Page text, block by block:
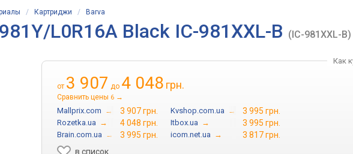
/ Картриджи / Barva
L0R16A Black IC-981XXL-B (IC-981XXL-B)
Как
от 3 907 до 4 048 грн.
Сравнить цены 6 →
Mallprix.com → 3 907 грн. Kvshop.com.ua → 3 995 грн.
Rozetka.ua → 4 048 грн. Itbox.ua → 3 995 грн.
Brain.com.ua → 3 995 грн. icom.net.ua →
3 817 грн.
в список